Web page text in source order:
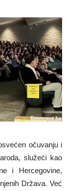
očuvanju i
služeći kao
i Hercegovine,
Država. Već